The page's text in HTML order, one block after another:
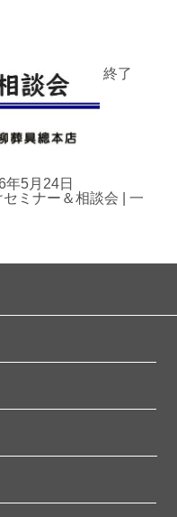
終了
年5月24日
ミナー＆相談会 | 一